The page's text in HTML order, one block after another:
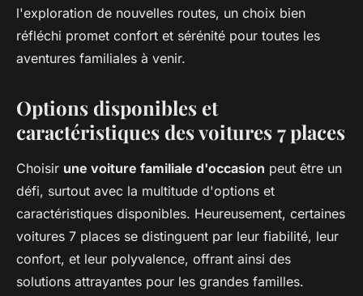
l'exploration de nouvelles routes, un choix bien
réfléchi promet confort et sérénité pour toutes les
aventures familiales à venir.
Options disponibles et
caractéristiques des voitures 7 places
Choisir une voiture familiale d'occasion peut être un
défi, surtout avec la multitude d'options et
caractéristiques disponibles. Heureusement, certaines
voitures 7 places se distinguent par leur fiabilité, leur
confort, et leur polyvalence, offrant ainsi des
solutions attrayantes pour les grandes familles.